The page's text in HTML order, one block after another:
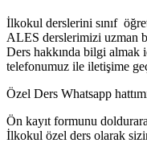
İlkokul derslerini sınıf
ALES derslerimizi uzman
Ders hakkında bilgi almak
telefonumuz ile iletişime
Özel Ders Whatsapp
Ön kayıt formunu
İlkokul özel ders olarak